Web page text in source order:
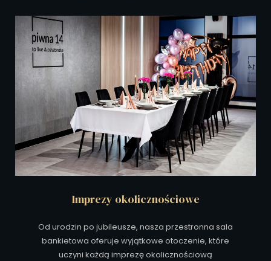
Imprezy okolicznościowe
Od urodzin po jubileusze, nasza przestronna sala
bankietowa oferuje wyjątkowe otoczenie, które
uczyni każdą imprezę okolicznościową